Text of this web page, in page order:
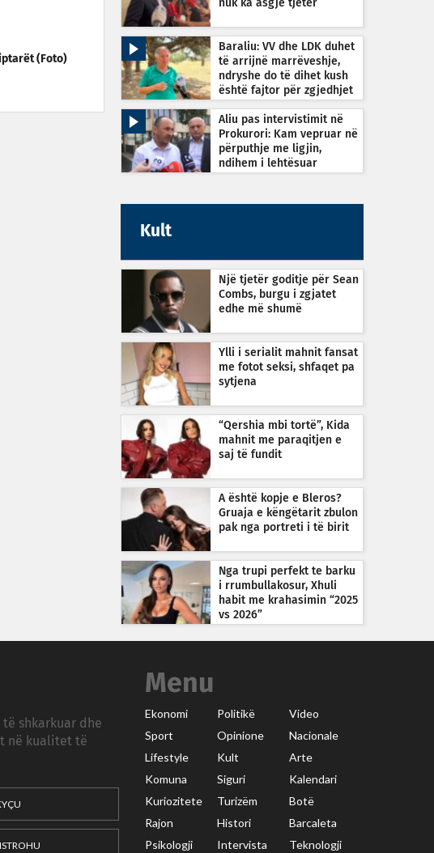
(Foto)
nuk ka asgjë tjetër
Baraliu: VV dhe LDK duhet
të arrijnë marrëveshje,
ndryshe do të dihet kush
është fajtor për zgjedhjet
Aliu pas intervistimit në
Prokurori: Kam vepruar në
përputhje me ligjin,
ndihem i lehtësuar
Kult
Një tjetër goditje për Sean
Combs, burgu i zgjatet
edhe më shumë
Ylli i serialit mahnit fansat
me fotot seksi, shfaqet pa
sytjena
“Qershia mbi tortë”, Kida
mahnit me paraqitjen e
saj të fundit
A është kopje e Bleros?
Gruaja e këngëtarit zbulon
pak nga portreti i të birit
Nga trupi perfekt te barku
i rrumbullakosur, Xhuli
habit me krahasimin “2025
vs 2026”
shkarkuar dhe
në kualitet të
Menu
Ekonomi Politikë
Video
Sport
Opinione
Nacionale
Lifestyle
Kult
Arte
Komuna
Siguri
Kalendari
Kuriozitete
Turizëm
Botë
Rajon
Histori
Barcaleta
Psikologji
Intervista Teknologji